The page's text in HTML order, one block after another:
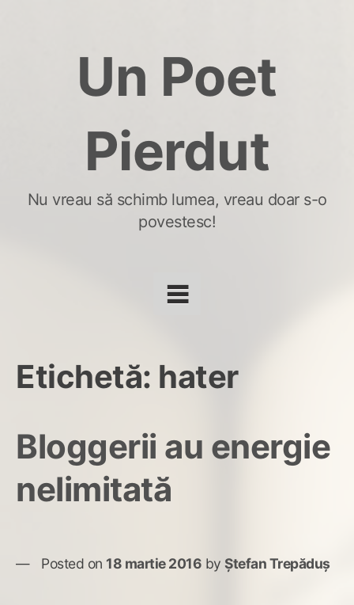
Un Poet
Pierdut
Nu vreau să schimb lumea, vreau doar s-o
povestesc!
Etichetă: hater
Bloggerii au energie
nelimitată
Posted on 18 martie 2016 by Ștefan Trepăduș